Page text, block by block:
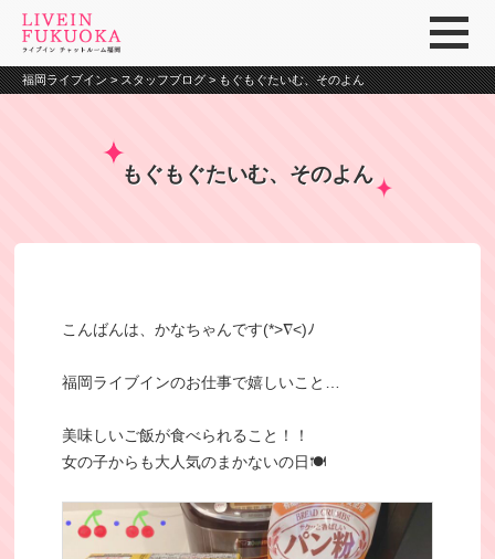
福岡ライブイン>スタッフブログ>もぐもぐたいむ、そのよん
もぐもぐたいむ、そのよん
こんばんは、かなちゃんです(*>∇<)ﾉ
福岡ライブインのお仕事で嬉しいこと…
美味しいご飯が食べられること！！
女の子からも大人気のまかないの日🍽